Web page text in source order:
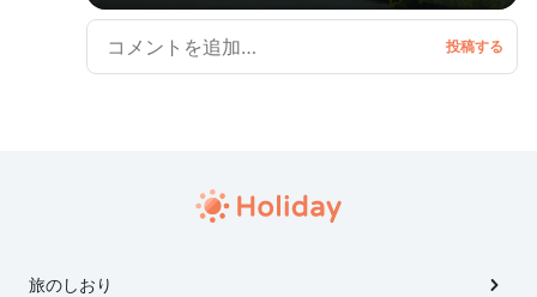
2014年3月まで住んでいた、大好きな千葉県。全国を
「転勤＝会社のお金で長期旅行」している転勤族の妻
が、この時期にオススメの定番スポットをご紹介します
旅のしおり